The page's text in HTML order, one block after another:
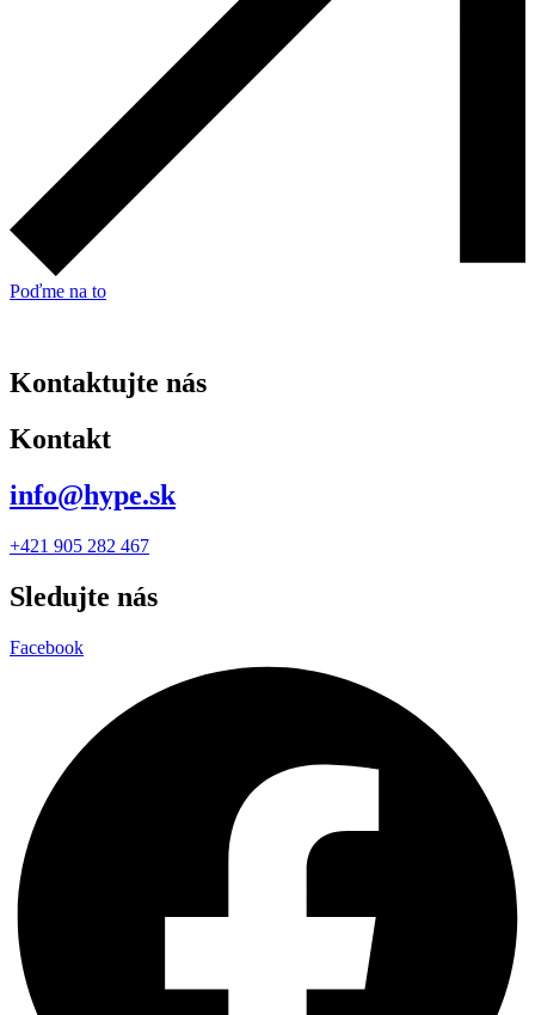
Poďme na to
Kontaktujte nás
Kontakt
info@hype.sk
+421 905 282 467
Sledujte nás
Facebook